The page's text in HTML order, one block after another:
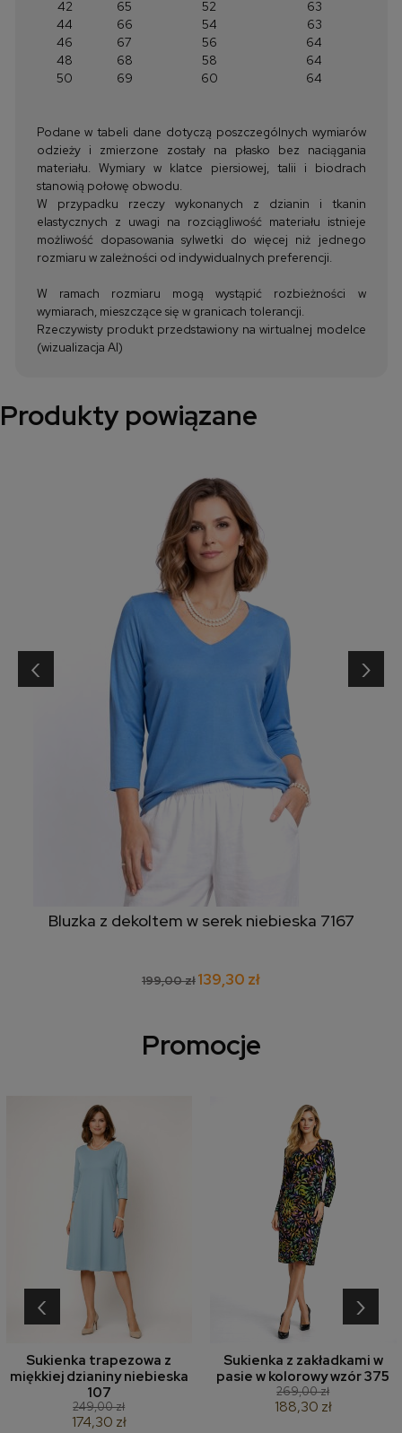
42 65 52
63
44
66 54
63
46
67 56
64
48
68 58
64
50
69 60 64
Podane w tabeli dane dotyczą poszczególnych wymiarów
odzieży i zmierzone zostały na płasko bez naciągania
materiału. Wymiary w klatce piersiowej, talii i biodrach
stanowią połowę obwodu.
W przypadku rzeczy wykonanych z dzianin i tkanin
elastycznych z uwagi na rozciągliwość materiału istnieje
możliwość dopasowania sylwetki do więcej niż jednego
rozmiaru w zależności od indywidualnych preferencji.
W ramach rozmiaru mogą wystąpić rozbieżności w
wymiarach, mieszczące się w granicach tolerancji.
Rzeczywisty produkt przedstawiony na wirtualnej modelce
(wizualizacja AI)
Produkty powiązane
Bluzka z dekoltem w serek niebieska 7167
199,00 zł139,30 zł
‹ ›
Promocje
Sukienka trapezowa z
miękkiej dzianiny niebieska
107
249,00 zł
174,30 zł
Sukienka z zakładkami w
pasie w kolorowy wzór 375
269,00 zł
188,30 zł
‹ ›